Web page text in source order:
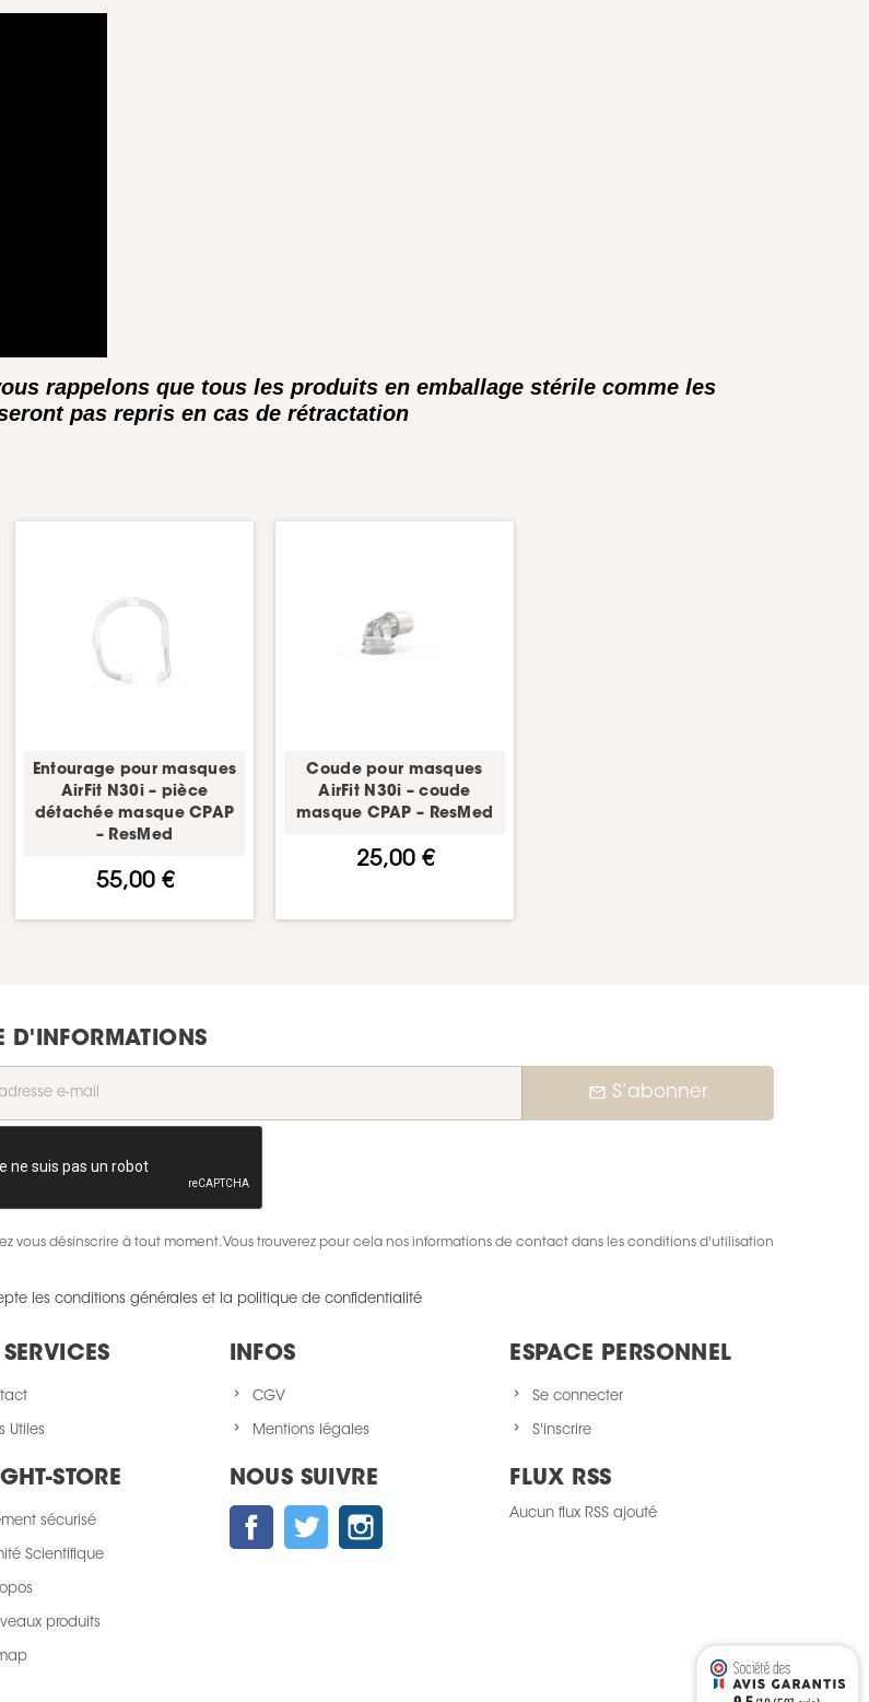
rappelons que tous les produits en emballage stérile comme les
pas repris en cas de rétractation
Entourage pour masques
AirFit N30i – pièce
détachée masque CPAP
– ResMed
55,00 €
Coude pour masques
AirFit N30i – coude
masque CPAP – ResMed
25,00 €
D'INFORMATIONS
mail_outline S’abonner
vous désinscrire à tout moment. Vous trouverez pour cela nos informations de contact dans les conditions d'utilisation
les conditions générales et la politique de confidentialité
Utiles
INFOS
CGV
Mentions légales
ESPACE PERSONNEL
Se connecter
S'inscrire
STORE
sécurisé
Scientifique
produits
NOUS SUIVRE
FacebookTwitter
FLUX RSS
Aucun flux RSS ajouté